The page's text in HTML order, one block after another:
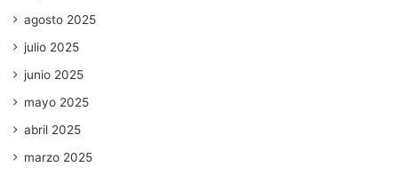
agosto 2025
julio 2025
junio 2025
mayo 2025
abril 2025
marzo 2025